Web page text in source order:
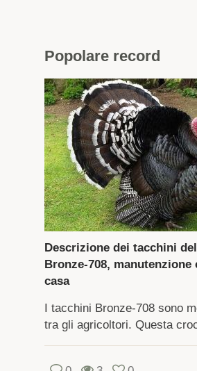
Popolarerecord
Descrizione dei tacchini
Bronze-708, manutenzione
casa
I tacchini Bronze-708 sono
tra gli agricoltori. Questa